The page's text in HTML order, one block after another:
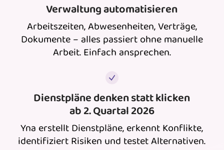
Verwaltung automatisieren
Arbeitszeiten, Abwesenheiten, Verträge,
Dokumente – alles passiert ohne manuelle
Arbeit. Einfach ansprechen.
Dienstpläne denken statt klicken
ab 2. Quartal 2026
Yna erstellt Dienstpläne, erkennt Konflikte,
identifiziert Risiken und testet Alternativen.